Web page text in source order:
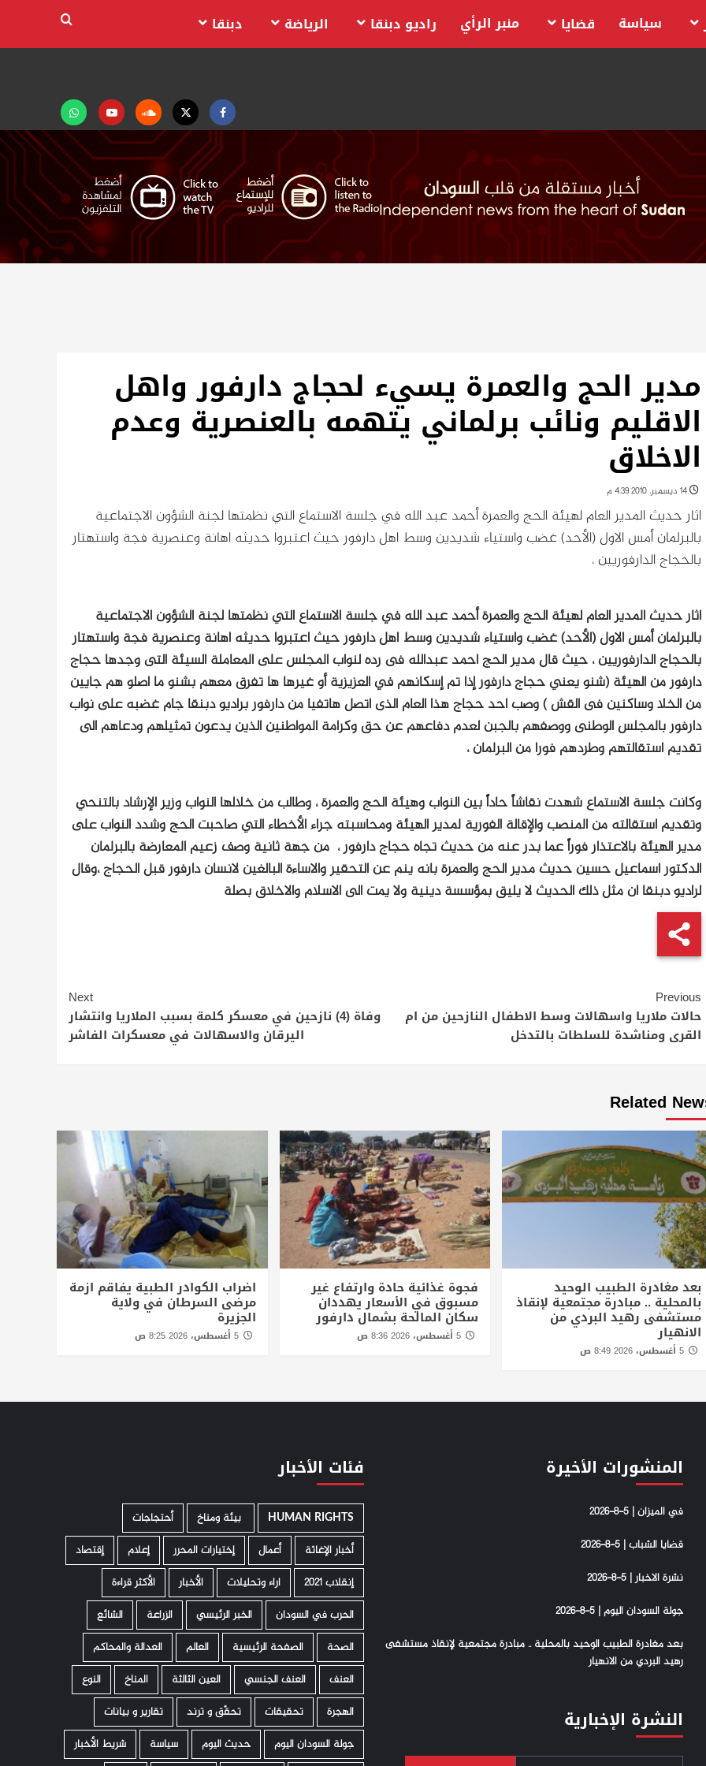
Facebook
Twitter
Soundcloud
Youtubeتابعنا
على
واتساب
سياسة قضايا منبر الرأي راديو دبنقا الرياضة دبنقا
مدير الحج والعمرة يسيء لحجاج دارفور واهل
الاقليم ونائب برلماني يتهمه بالعنصرية وعدم
الاخلاق
14 ديسمبر، 2010 4:39 م
اثار حديث المدير العام لهيئة الحج والعمرة أحمد عبد الله في جلسة الاستماع التي نظمتها لجنة الشؤون الاجتماعية
بالبرلمان أمس الاول (الأحد) غضب واستياء شديدين وسط اهل دارفور حيث اعتبروا حديثه اهانة وعنصرية فجة واستهتار
بالحجاج الدارفوريين ،
اثار حديث المدير العام لهيئة الحج والعمرة أحمد عبد الله في جلسة الاستماع التي نظمتها لجنة الشؤون الاجتماعية
بالبرلمان أمس الاول (الأحد) غضب واستياء شديدين وسط اهل دارفور حيث اعتبروا حديثه اهانة وعنصرية فجة واستهتار
بالحجاج الدارفوريين ،حيث قال مدير الحج احمد عبدالله فى رده لنواب المجلس على المعاملة السيئة التى وجدها حجاج
دارفور من الهيئة (شنو يعني حجاج دارفور إذا تم إسكانهم في العزيزية أو غيرها ها تفرق معهم بشنو ما اصلو هم جايين
من الخلا وساكنين فى القش ) وصب احد حجاج هذا العام الذى اتصل هاتفيا من دارفور براديو دبنقا جام غضبه على نواب
دارفور بالمجلس الوطنى ووصفهم بالجبن لعدم دفاعهم عن حق وكرامة المواطنين الذين يدعون تمثيلهم ودعاهم الى
تقديم استقالتهم وطردهم فورا من البرلمان ،
وكانت جلسة الاستماع شهدت نقاشاً حاداً بين النواب وهيئة الحج والعمرة ، وطالب من خلالها النواب وزير الإرشاد بالتنحي
وتقديم استقالته من المنصب والإقالة الفورية لمدير الهيئة ومحاسبته جراء الأخطاء التي صاحبت الحج وشدد النواب على
مدير الهيئة بالاعتذار فوراً عما بدر عنه من حديث تجاه حجاج دارفور ، من جهة ثانية وصف زعيم المعارضة بالبرلمان
الدكتور اسماعيل حسين حديث مدير الحج والعمرة بانه ينم عن التحقير والاساءة البالغين لانسان دارفور قبل الحجاج ،وقال
لراديو دبنقا ان مثل ذلك الحديث لا يليق بمؤسسة دينية ولا يمت الى الاسلام والاخلاق بصلة
Continue
Reading
Previous
حالات ملاريا واسهالات وسط الاطفال النازحين من ام
القرى ومناشدة للسلطات بالتدخل
Next
وفاة (4) نازحين في معسكر كلمة بسبب الملاريا وانتشار
اليرقان والاسهالات في معسكرات الفاشر
Related
بعد مغادرة الطبيب الوحيد
بالمحلية .. مبادرة مجتمعية لإنقاذ
مستشفى رهيد البردي من
الانهيار
5 أغسطس، 2026 8:49 ص
فجوة غذائية حادة وارتفاع غير
مسبوق في الأسعار يهددان
سكان المالحة بشمال دارفور
اضراب الكوادر الطبية يفاقم ازمة
مرضى السرطان في ولاية
الجزيرة
5 أغسطس، 2026 8:25 ص
المنشورات الأخيرة
في الميزان | 5-8-2026
قضايا الشباب | 5-8-2026
نشرة الاخبار | 5-8-2026
جولة السودان اليوم | 5-8-2026
بعد مغادرة الطبيب الوحيد بالمحلية .. مبادرة مجتمعية لإنقاذ مستشفى
رهيد البردي من الانهيار
النشرة الإخبارية
فئات الأخبار
HUMAN RIGHTS ­ بيئة ومناخ
أحتجاجات
أخبار الإغاثة
أعمال إختيارات المحرر إعلام
إقتصاد
إنقلاب 2021
اراء وتحليلات الأخبار
الأكثر قراءة
الحرب في السودان
الخبر الرئيسي الزراعة
الشائع
الصحة
الصفحة الرئيسية العالم
العدالة والمحاكم
العنف
العنف الجنسي العين الثالثة المناخ
النوع
الهجرة
تحقيقات تحقّق و ترند
تقارير و بيانات
جولة السودان اليوم
حديث اليوم سياسة شريط الأخبار